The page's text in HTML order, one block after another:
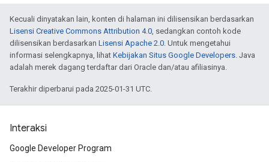
Kecuali dinyatakan lain, konten di halaman ini dilisensikan berdasarkan
Lisensi Creative Commons Attribution 4.0, sedangkan contoh kode
dilisensikan berdasarkan Lisensi Apache 2.0. Untuk mengetahui
informasi selengkapnya, lihat Kebijakan Situs Google Developers. Java
adalah merek dagang terdaftar dari Oracle dan/atau afiliasinya.
Terakhir diperbarui pada 2025-01-31 UTC.
Interaksi
Google Developer Program